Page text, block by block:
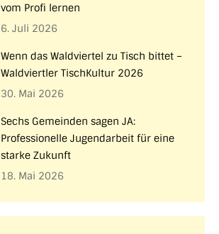
vom Profi lernen
6. Juli 2026
Wenn das Waldviertel zu Tisch bittet –
Waldviertler TischKultur 2026
30. Mai 2026
Sechs Gemeinden sagen JA:
Professionelle Jugendarbeit für eine
starke Zukunft
18. Mai 2026